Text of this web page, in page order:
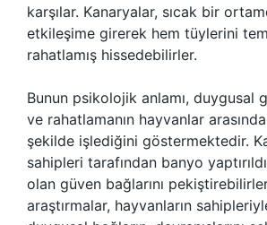
karşılar. Kanaryalar, sıcak bir
etkileşime girerek hem tüylerini
rahatlamış hissedebilirler.
Bunun psikolojik anlamı, duygusal
ve rahatlamanın hayvanlar
şekilde işlediğini göstermektedir.
sahipleri tarafından banyo
olan güven bağlarını
araştırmalar, hayvanların